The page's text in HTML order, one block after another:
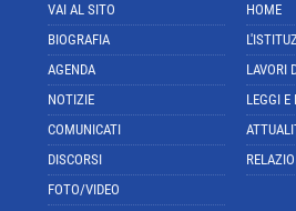
VAI AL SITO
BIOGRAFIA
AGENDA
NOTIZIE
COMUNICATI
DISCORSI
FOTO/VIDEO
HOME
LAVORI
LEGGI E